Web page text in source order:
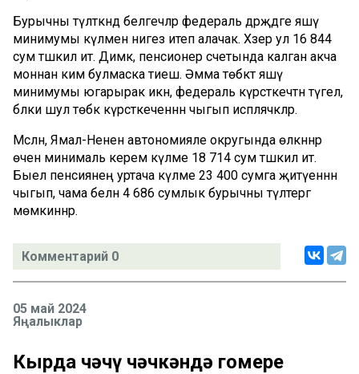
Бурычны түләткәндә белгечләр федераль дәрәҗәдәге яшәү
минимумы күләмен нигез итеп алачак. Хәзер ул 16 844
сум тәшкил итә. Димәк, пенсионер счетында калган акча
моннан ким булмаска тиеш. Әмма төбәктә яшәү
минимумы югарырак икән, федераль күрсәткечтән түгел,
бәлки шул төбәк күрсәткеченнән чыгып исәпләячәкләр.
Мәсәлән, Ямал-Ненен автономияле округында өлкәннәр
өчен минималь керем күләме 18 714 сум тәшкил итә.
Быел пенсиянең уртача күләме 23 400 сумга җитүеннән
чыгып, чама белән 4 686 сумлык бурычны түләтергә
мөмкиннәр.
Комментарий 0
05 май 2024
Яңалыклар
Кырда чәчү чәчкәндә гомере